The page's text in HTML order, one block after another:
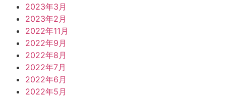
2023年3月
2023年2月
2022年11月
2022年9月
2022年8月
2022年7月
2022年6月
2022年5月